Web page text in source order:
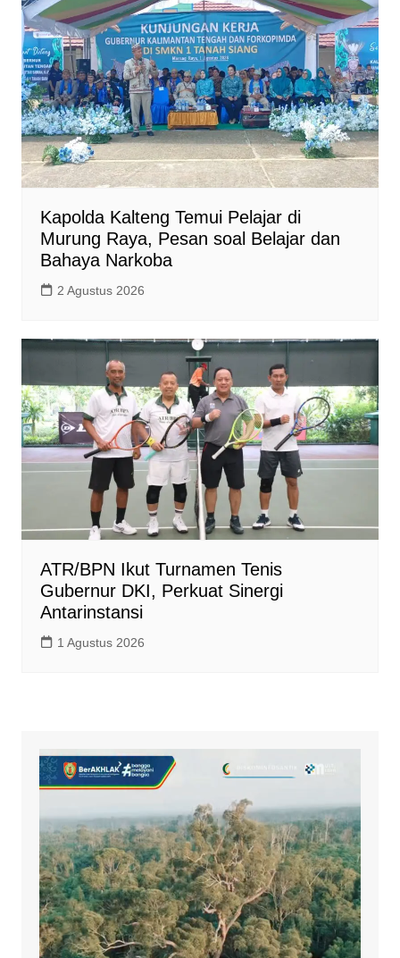
Kapolda Kalteng Temui Pelajar di
Murung Raya, Pesan soal Belajar dan
Bahaya Narkoba
2 Agustus 2026
ATR/BPN Ikut Turnamen Tenis
Gubernur DKI, Perkuat Sinergi
Antarinstansi
1 Agustus 2026